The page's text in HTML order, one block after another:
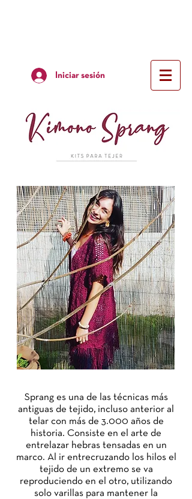
Iniciar sesión
Sprang es una de las técnicas más
antiguas de tejido, incluso anterior al
telar con más de 3.000 años de
historia. Consiste en el arte de
entrelazar hebras tensadas en un
marco. Al ir entrecruzando los hilos el
tejido de un extremo se va
reproduciendo en el otro, utilizando
solo varillas para mantener la